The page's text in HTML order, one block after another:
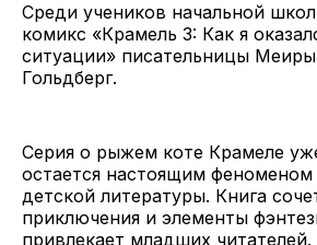
Среди учеников начальной
комикс «Крамель 3: Как я
ситуации» писательницы
Гольдберг.
Серия о рыжем коте Крамеле
остается настоящим феноменом
детской литературы. Книга
приключения и элементы
привлекает младших читателей.